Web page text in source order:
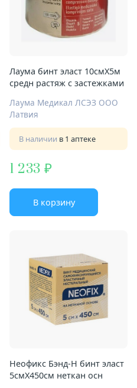
Лаума бинт эласт 10смX5м
средн растяж с застежками
Лаума Медикал ЛСЭЗ ООО
Латвия
В наличии в 1 аптеке
1 233
В корзину
Неофикс Бэнд-Н бинт эласт
5смX450см неткан осн